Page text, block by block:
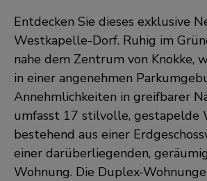
Entdecken Sie dieses exklusive
Westkapelle-Dorf. Ruhig im
nahe dem Zentrum von Knokke,
in einer angenehmen
Annehmlichkeiten in greifbarer
umfasst 17 stilvolle, gestapelde
bestehend aus einer
einer darüberliegenden,
Wohnung. Die Duplex-